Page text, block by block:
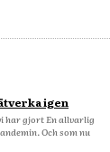
igen
har gjort En allvarlig
Och som nu